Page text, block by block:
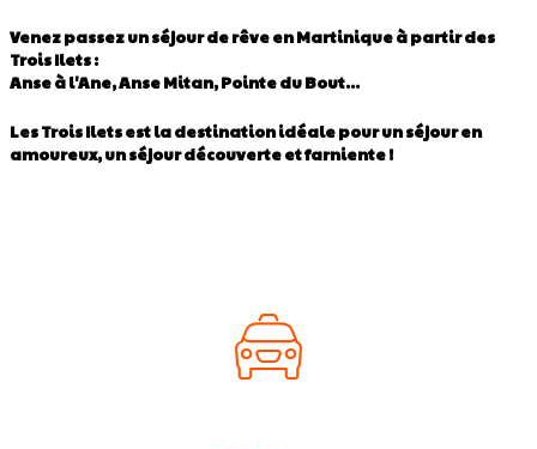
Venez passez un séjour de rêve en Martinique à partir des
Trois Ilets :
Anse à l'Ane, Anse Mitan, Pointe du Bout...
Les Trois Ilets est la destination idéale pour un séjour en
amoureux, un séjour découverte et farniente !